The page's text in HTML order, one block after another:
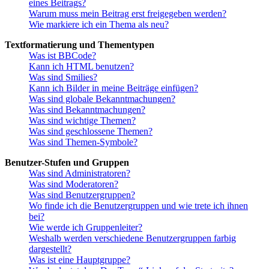
eines Beitrags?
Warum muss mein Beitrag erst freigegeben werden?
Wie markiere ich ein Thema als neu?
Textformatierung und Thementypen
Was ist BBCode?
Kann ich HTML benutzen?
Was sind Smilies?
Kann ich Bilder in meine Beiträge einfügen?
Was sind globale Bekanntmachungen?
Was sind Bekanntmachungen?
Was sind wichtige Themen?
Was sind geschlossene Themen?
Was sind Themen-Symbole?
Benutzer-Stufen und Gruppen
Was sind Administratoren?
Was sind Moderatoren?
Was sind Benutzergruppen?
Wo finde ich die Benutzergruppen und wie trete ich ihnen
bei?
Wie werde ich Gruppenleiter?
Weshalb werden verschiedene Benutzergruppen farbig
dargestellt?
Was ist eine Hauptgruppe?